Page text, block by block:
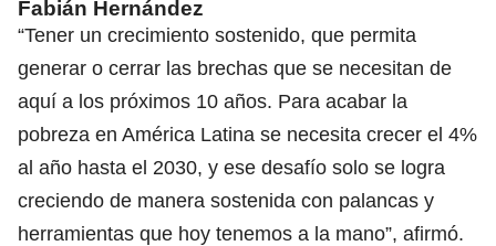
Fabián Hernández
“Tener un crecimiento sostenido, que permita
generar o cerrar las brechas que se necesitan de
aquí a los próximos 10 años. Para acabar la
pobreza en América Latina se necesita crecer el 4%
al año hasta el 2030, y ese desafío solo se logra
creciendo de manera sostenida con palancas y
herramientas que hoy tenemos a la mano”, afirmó.